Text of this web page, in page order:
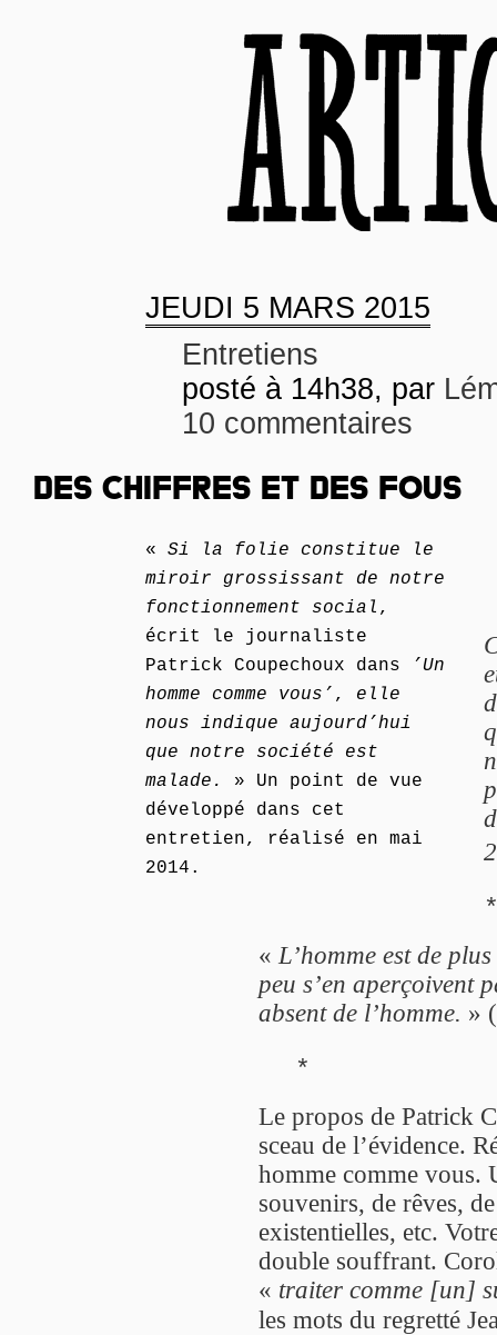
JEUDI 5 MARS 2015
Entretiens
posté à 14h38, par
10 commentaires
DES CHIFFRES ET DES FOUS
« Si la folie constitue le
miroir grossissant de notre
fonctionnement social ,
écrit le journaliste
Patrick Coupechoux dans
’Un
homme comme vous’ , elle
nous indique aujourd’hui
que notre société est
malade.
» Un point de vue
développé dans cet
entretien, réalisé en mai
2014.
« L’homme est de
peu s’en aperçoivent
absent de l’homme. »
*
Le propos de Patrick
sceau de l’évidence.
homme comme vous.
souvenirs, de rêves,
existentielles, etc.
double souffrant.
« traiter comme [un]
les mots du regretté